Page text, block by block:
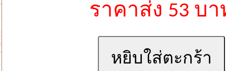
ราคาส่ง 53 บา